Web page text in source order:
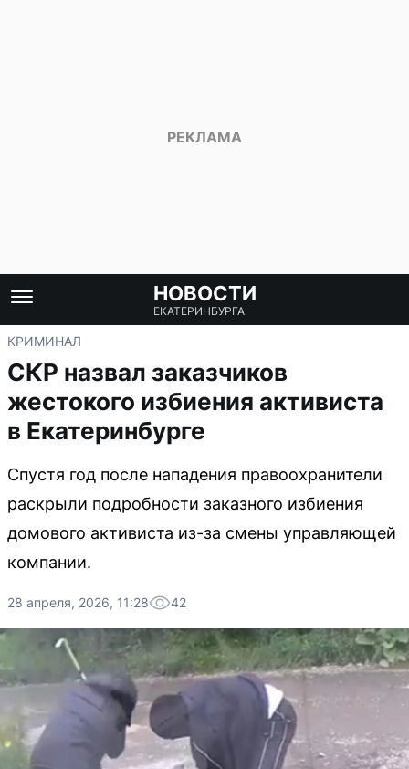
НОВОСТИ
ЕКАТЕРИНБУРГА
КРИМИНАЛ
СКР назвал заказчиков
жестокого избиения активиста
в Екатеринбурге
Спустя год после нападения правоохранители
раскрыли подробности заказного избиения
домового активиста из-за смены управляющей
компании.
28 апреля, 2026, 11:28 42